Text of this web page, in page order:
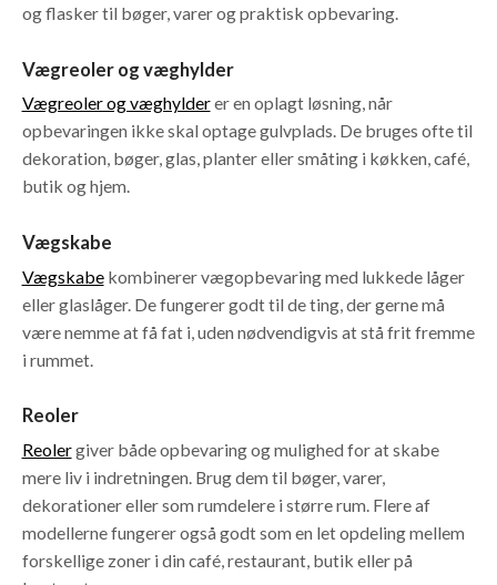
og flasker til bøger, varer og praktisk opbevaring.
Vægreoler og væghylder
Vægreoler og væghylderer en oplagt løsning, når
opbevaringen ikke skal optage gulvplads. De bruges ofte til
dekoration, bøger, glas, planter eller småting i køkken, café,
butik og hjem.
Vægskabe
Vægskabekombinerer vægopbevaring med lukkede låger
eller glaslåger. De fungerer godt til de ting, der gerne må
være nemme at få fat i, uden nødvendigvis at stå frit fremme
i rummet.
Reoler
Reolergiver både opbevaring og mulighed for at skabe
mere liv i indretningen. Brug dem til bøger, varer,
dekorationer eller som rumdelere i større rum. Flere af
modellerne fungerer også godt som en let opdeling mellem
forskellige zoner i din café, restaurant, butik eller på